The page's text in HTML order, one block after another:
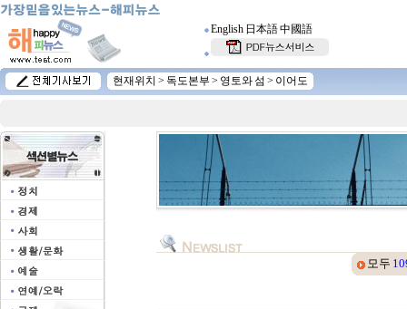
English 日本語中國語
현재위치 > 독도본부 > 영토와 섬 > 이어도
모두